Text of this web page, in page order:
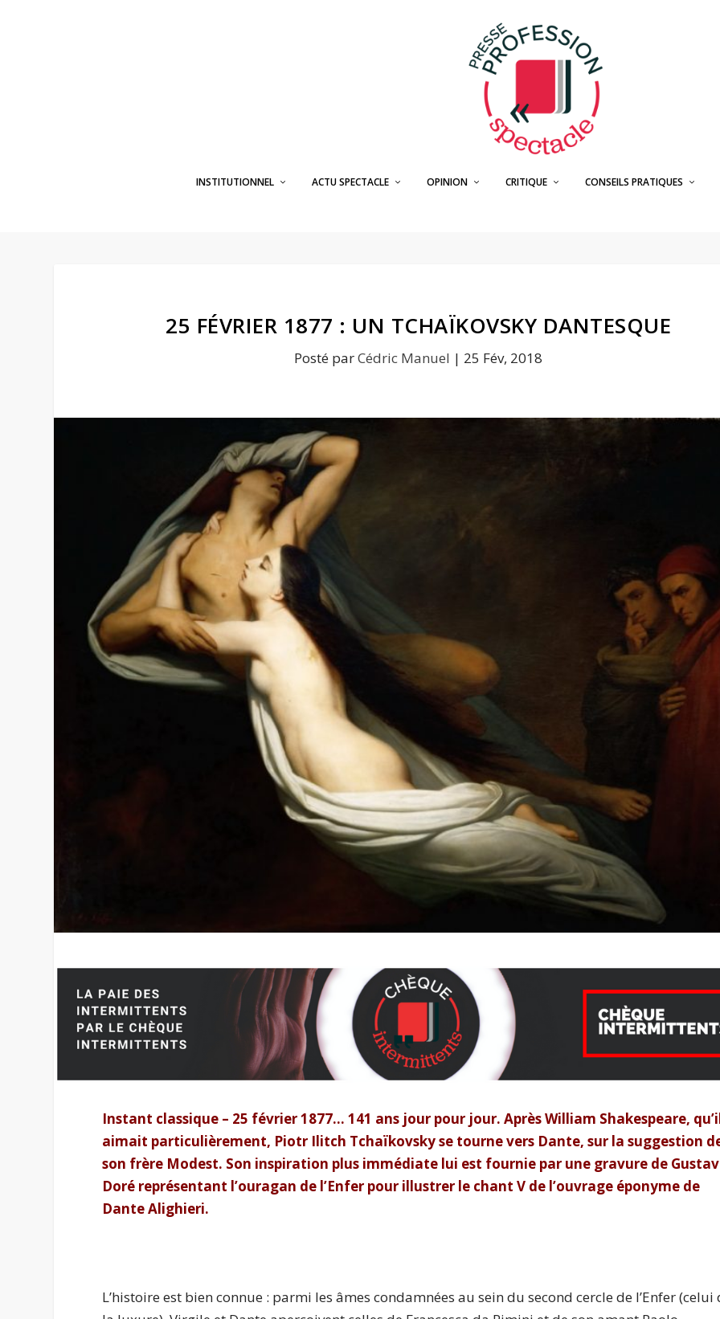
INSTITUTIONNEL ACTU SPECTACLE OPINION CRITIQUE CONSEILS PRATIQUES
25 FÉVRIER 1877 : UN TCHAÏKOVSKY DANTESQUE
Posté parCédric Manuel | 25 Fév, 2018
Instant classique – 25 février 1877… 141 ans jour pour jour. Après William Shakespeare,
aimait particulièrement, Piotr Ilitch Tchaïkovsky se tourne vers Dante, sur la suggestion
son frère Modest. Son inspiration plus immédiate lui est fournie par une gravure de
Doré représentant l’ouragan de l’Enfer pour illustrer le chant V de l’ouvrage éponyme de
Dante Alighieri.
L’histoire est bien connue : parmi les âmes condamnées au sein du second cercle de l’Enfer (celui